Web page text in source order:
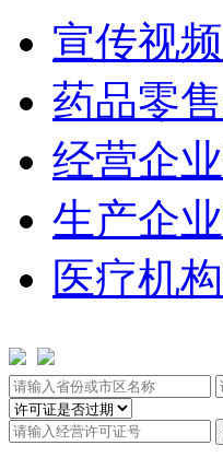
宣传视频
药品零
经营企
生产企
医疗机